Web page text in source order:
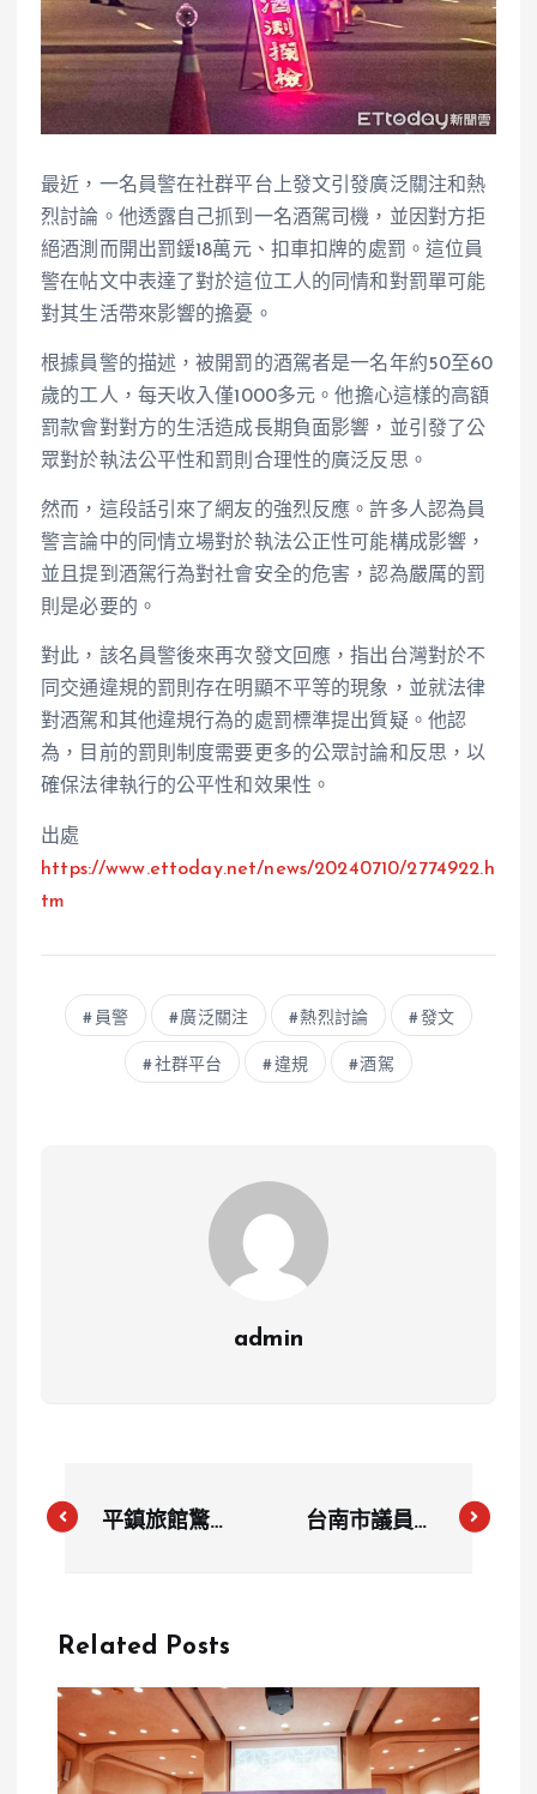
最近，一名員警在社群平台上發文引發廣泛關注和熱
烈討論。他透露自己抓到一名酒駕司機，並因對方拒
絕酒測而開出罰鍰18萬元、扣車扣牌的處罰。這位員
警在帖文中表達了對於這位工人的同情和對罰單可能
對其生活帶來影響的擔憂。
根據員警的描述，被開罰的酒駕者是一名年約50至60
歲的工人，每天收入僅1000多元。他擔心這樣的高額
罰款會對對方的生活造成長期負面影響，並引發了公
眾對於執法公平性和罰則合理性的廣泛反思。
然而，這段話引來了網友的強烈反應。許多人認為員
警言論中的同情立場對於執法公正性可能構成影響，
並且提到酒駕行為對社會安全的危害，認為嚴厲的罰
則是必要的。
對此，該名員警後來再次發文回應，指出台灣對於不
同交通違規的罰則存在明顯不平等的現象，並就法律
對酒駕和其他違規行為的處罰標準提出質疑。他認
為，目前的罰則制度需要更多的公眾討論和反思，以
確保法律執行的公平性和效果性。
出處
https://www.ettoday.net/news/20240710/2774922.h
tm
員警 廣泛關注 熱烈討論 發文
社群平台 違規 酒駕
admin
平鎮旅館驚傳
身亡
台南市議員父
Related Posts